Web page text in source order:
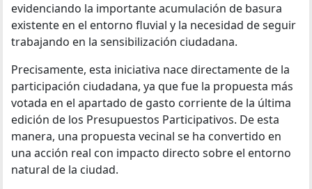
evidenciando la importante acumulación de basura
existente en el entorno fluvial y la necesidad de seguir
trabajando en la sensibilización ciudadana.
Precisamente, esta iniciativa nace directamente de la
participación ciudadana, ya que fue la propuesta más
votada en el apartado de gasto corriente de la última
edición de los Presupuestos Participativos. De esta
manera, una propuesta vecinal se ha convertido en
una acción real con impacto directo sobre el entorno
natural de la ciudad.